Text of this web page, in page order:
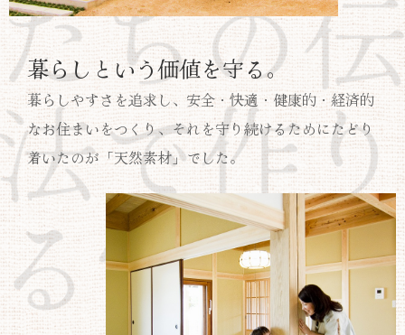
暮らしという価値を守る。
暮らしやすさを追求し、安全・快適・健康的・経済的
なお住まいをつくり、それを守り続けるためにたどり
着いたのが「天然素材」でした。